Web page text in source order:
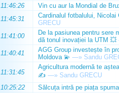
11:46:26
Vin cu aur la Mondial de
11:45:31
Cardinalul fotbalului,
GRECU
11:41:00
De la pasiunea pentru sere
dă tonul inovației la UTM 💥
11:40:41
AGG Group investește în
Moldova 💫 —» Sandu
11:31:45
Agricultura modernă te
✍️ —» Sandu GRECU
10:25:22
Sălcuța intră pe piața